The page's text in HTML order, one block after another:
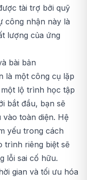
tài trợ bởi quỹ
công nhận này là
lượng của ứng
bài bản
là một công cụ lặp
lộ trình học tập
bắt đầu, bạn sẽ
vào toàn diện. Hệ
yếu trong cách
trình riêng biệt sẽ
lỗi sai cố hữu.
gian và tối ưu hóa